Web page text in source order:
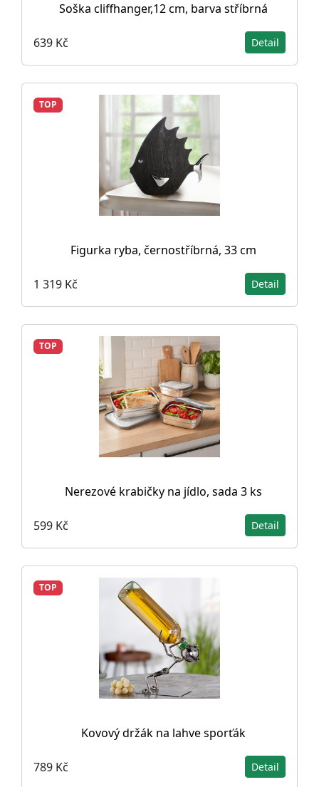
Soška cliffhanger,12 cm, barva stříbrná
639 Kč Detail
TOP
Figurka ryba, černostříbrná, 33 cm
1 319 Kč Detail
TOP
Nerezové krabičky na jídlo, sada 3 ks
599 Kč Detail
TOP
Kovový držák na lahve sporťák
789 Kč Detail